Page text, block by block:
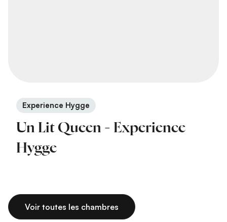
Experience Hygge
Un Lit Queen - Experience
Hygge
Voir toutes les chambres